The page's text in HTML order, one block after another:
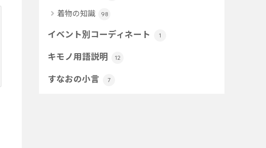
着物の知識 98
イベント別コーディネート 1
キモノ用語説明 12
すなおの小言 7